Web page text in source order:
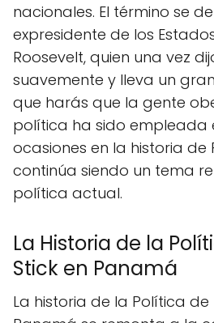
nacionales. El término se
expresidente de los
Roosevelt, quien una vez
suavemente y lleva un
que harás que la gente
política ha sido empleada
ocasiones en la historia de
continúa siendo un tema
política actual.
La Historia de la
Stick en Panamá
La historia de la Política de